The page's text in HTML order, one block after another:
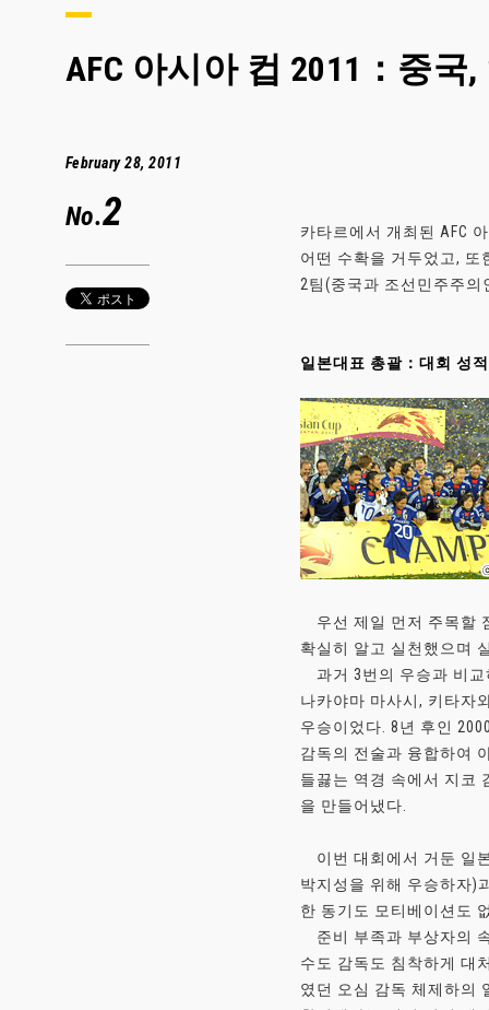
AFC 아시아 컵 2011：중국
February 28, 2011
No.2
카타르에서 개최된 AFC
어떤 수확을 거두었고, 또
2팀(중국과 조선민주주
일본대표 총괄：대회 성
우선 제일 먼저 주목할
확실히 알고 실천했으며
과거 3번의 우승과 비교
나카야마 마사시, 키타자
우승이었다. 8년 후인
감독의 전술과 융합하여
들끓는 역경 속에서 지코
을 만들어냈다.
이번 대회에서 거둔 일
박지성을 위해 우승하자)
한 동기도 모티베이션도
준비 부족과 부상자의
수도 감독도 침착하게 대
였던 오심 감독 체제하의